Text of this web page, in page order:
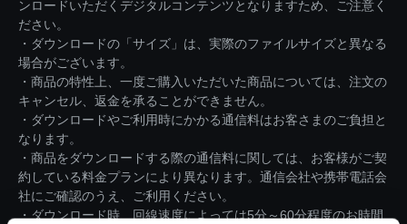
ンロードいただくデジタルコンテンツとなりますため、ご注意く
ださい。
・ダウンロードの「サイズ」は、実際のファイルサイズと異なる
場合がございます。
・商品の特性上、一度ご購入いただいた商品については、注文の
キャンセル、返金を承ることができません。
・ダウンロードやご利用時にかかる通信料はお客さまのご負担と
なります。
・商品をダウンロードする際の通信料に関しては、お客様がご契
約している料金プランにより異なります。通信会社や携帯電話会
社にご確認のうえ、ご利用ください。
・ダウンロード時、回線速度によっては5分～60分程度のお時間